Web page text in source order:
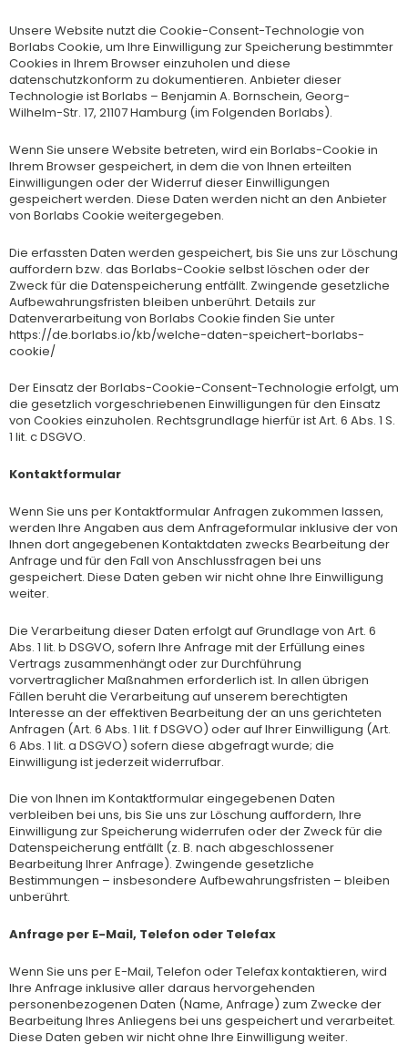
Unsere Website nutzt die Cookie-Consent-Technologie von
Borlabs Cookie, um Ihre Einwilligung zur Speicherung bestimmter
Cookies in Ihrem Browser einzuholen und diese
datenschutzkonform zu dokumentieren. Anbieter dieser
Technologie ist Borlabs – Benjamin A. Bornschein, Georg-
Wilhelm-Str. 17, 21107 Hamburg (im Folgenden Borlabs).
Wenn Sie unsere Website betreten, wird ein Borlabs-Cookie in
Ihrem Browser gespeichert, in dem die von Ihnen erteilten
Einwilligungen oder der Widerruf dieser Einwilligungen
gespeichert werden. Diese Daten werden nicht an den Anbieter
von Borlabs Cookie weitergegeben.
Die erfassten Daten werden gespeichert, bis Sie uns zur Löschung
auffordern bzw. das Borlabs-Cookie selbst löschen oder der
Zweck für die Datenspeicherung entfällt. Zwingende gesetzliche
Aufbewahrungsfristen bleiben unberührt. Details zur
Datenverarbeitung von Borlabs Cookie finden Sie unter
https://de.borlabs.io/kb/welche-daten-speichert-borlabs-
cookie/
Der Einsatz der Borlabs-Cookie-Consent-Technologie erfolgt, um
die gesetzlich vorgeschriebenen Einwilligungen für den Einsatz
von Cookies einzuholen. Rechtsgrundlage hierfür ist Art. 6 Abs. 1 S.
1 lit. c DSGVO.
Kontaktformular
Wenn Sie uns per Kontaktformular Anfragen zukommen lassen,
werden Ihre Angaben aus dem Anfrageformular inklusive der von
Ihnen dort angegebenen Kontaktdaten zwecks Bearbeitung der
Anfrage und für den Fall von Anschlussfragen bei uns
gespeichert. Diese Daten geben wir nicht ohne Ihre Einwilligung
weiter.
Die Verarbeitung dieser Daten erfolgt auf Grundlage von Art. 6
Abs. 1 lit. b DSGVO, sofern Ihre Anfrage mit der Erfüllung eines
Vertrags zusammenhängt oder zur Durchführung
vorvertraglicher Maßnahmen erforderlich ist. In allen übrigen
Fällen beruht die Verarbeitung auf unserem berechtigten
Interesse an der effektiven Bearbeitung der an uns gerichteten
Anfragen (Art. 6 Abs. 1 lit. f DSGVO) oder auf Ihrer Einwilligung (Art.
6 Abs. 1 lit. a DSGVO) sofern diese abgefragt wurde; die
Einwilligung ist jederzeit widerrufbar.
Die von Ihnen im Kontaktformular eingegebenen Daten
verbleiben bei uns, bis Sie uns zur Löschung auffordern, Ihre
Einwilligung zur Speicherung widerrufen oder der Zweck für die
Datenspeicherung entfällt (z. B. nach abgeschlossener
Bearbeitung Ihrer Anfrage). Zwingende gesetzliche
Bestimmungen – insbesondere Aufbewahrungsfristen – bleiben
unberührt.
Anfrage per E-Mail, Telefon oder Telefax
Wenn Sie uns per E-Mail, Telefon oder Telefax kontaktieren, wird
Ihre Anfrage inklusive aller daraus hervorgehenden
personenbezogenen Daten (Name, Anfrage) zum Zwecke der
Bearbeitung Ihres Anliegens bei uns gespeichert und verarbeitet.
Diese Daten geben wir nicht ohne Ihre Einwilligung weiter.